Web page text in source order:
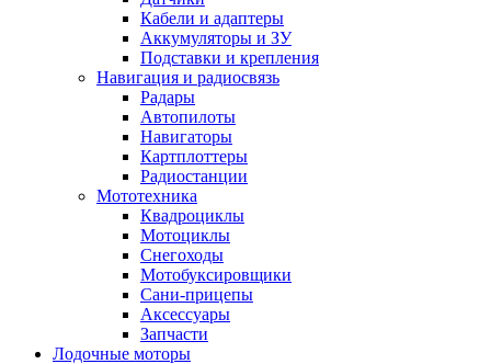
Кабели и адаптеры
Аккумуляторы и ЗУ
Подставки и крепления
Навигация и радиосвязь
Радары
Автопилоты
Навигаторы
Картплоттеры
Радиостанции
Мототехника
Квадроциклы
Мотоциклы
Снегоходы
Мотобуксировщики
Сани-прицепы
Аксессуары
Запчасти
Лодочные моторы